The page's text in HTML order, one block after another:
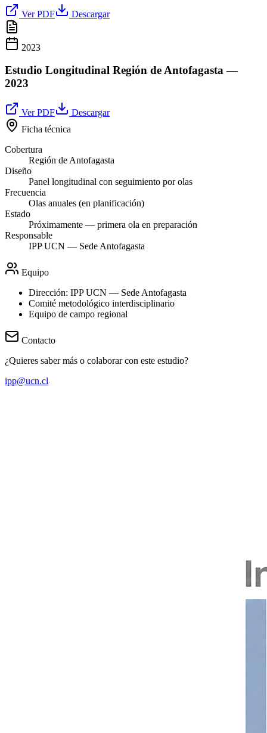
Ver PDF Descargar
2023
Estudio Longitudinal Región de Antofagasta —
2023
Ver PDF
Descargar
Ficha técnica
Cobertura
Región de Antofagasta
Diseño
Panel longitudinal con seguimiento por olas
Frecuencia
Olas anuales (en planificación)
Estado
Próximamente — primera ola en preparación
Responsable
IPP UCN — Sede Antofagasta
Equipo
Dirección: IPP UCN — Sede Antofagasta
Comité metodológico interdisciplinario
Equipo de campo regional
Contacto
¿Quieres saber más o colaborar con este estudio?
ipp@ucn.cl